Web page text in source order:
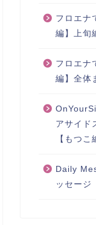
フロエナ
編】上旬
フロエナ
編】全体
アサイド
【もつこ
Daily
ッセージ